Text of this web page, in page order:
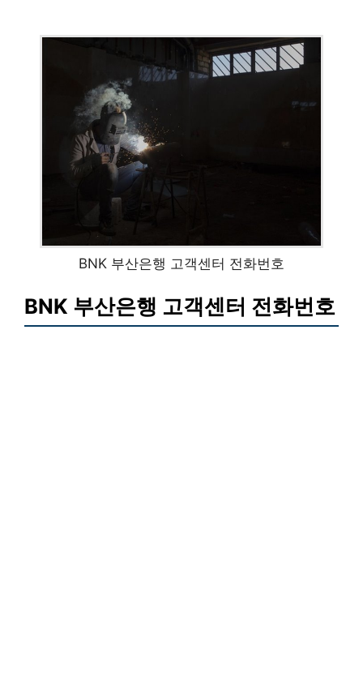
BNK 부산은행 고객센터 전화번호
BNK 부산은행 고객센터 전화번호